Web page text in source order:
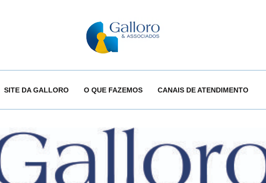
SITE DA GALLORO O QUE FAZEMOS CANAIS DE ATENDIMENTO